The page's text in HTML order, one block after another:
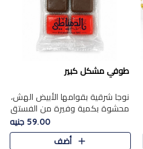
طوفي مشكل كبير
نوجا شرقية بقوامها الأبيض الهش،
محشوة بكمية وفيرة من الفستق
الفاخر لتمنحك نكهة غنية وقرمشة
مميزة في كل قطعة، لتجربة تجمع
بين الفخامة والمذاق..
59.00 جنيه
أضف